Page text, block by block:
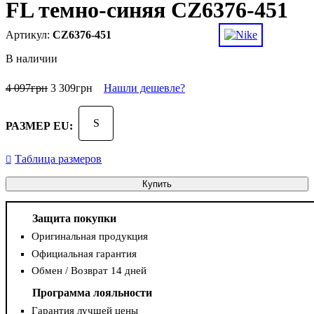
FL темно-синяя CZ6376-451
CZ6376-451
В наличии
4 097грн 3 309грн Нашли дешевле?
РАЗМЕР EU: S
Таблица размеров
Купить
Защита покупки
Оригинальная продукция
Официальная гарантия
Обмен / Возврат 14 дней
Программа лояльности
Гарантия лучшей цены